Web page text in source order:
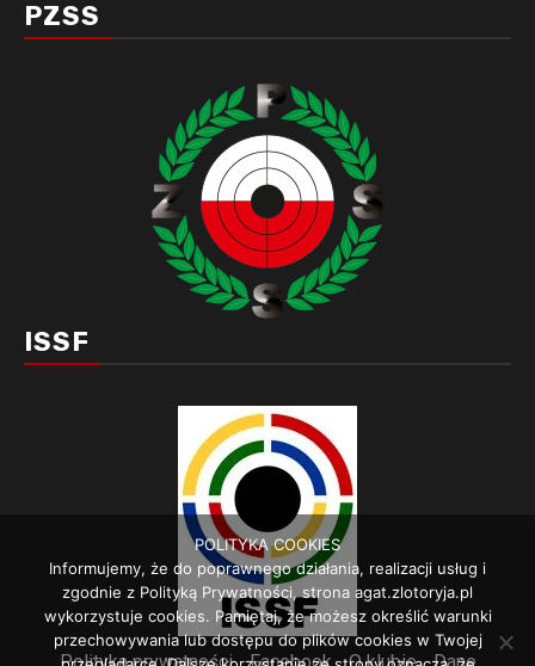
PZSS
ISSF
POLITYKA COOKIES
Informujemy, że do poprawnego działania, realizacji usług i
zgodnie z Polityką Prywatności, strona agat.zlotoryja.pl
wykorzystuje cookies. Pamiętaj, że możesz określić warunki
przechowywania lub dostępu do plików cookies w Twojej